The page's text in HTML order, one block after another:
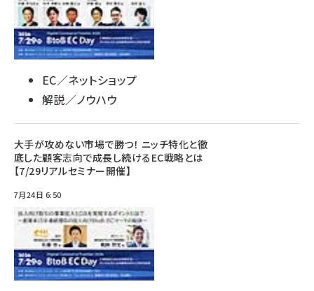
EC／ネットショップ
解説／ノウハウ
大手が攻めない市場で勝つ！ ニッチ特化と徹
底した顧客志向で成長し続けるEC戦略とは
【7/29リアルセミナー開催】
7月24日 6:50